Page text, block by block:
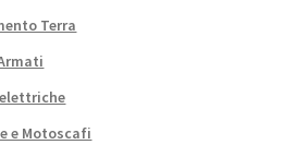
Terra
e Motoscafi